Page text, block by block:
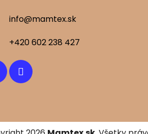
info@mamtex.sk
+420 602 238 427